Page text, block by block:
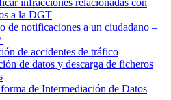
infracciones relacionadas con
a la DGT
de notificaciones a un ciudadano –
de accidentes de tráfico
de datos y descarga de ficheros
de Intermediación de Datos